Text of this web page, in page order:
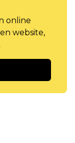
online
website,